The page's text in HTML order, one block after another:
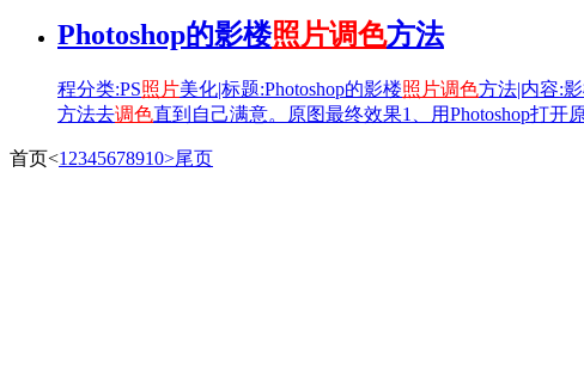
Photoshop的影楼照片调色方法
程分类:PS照片美化|标题:Photoshop的影楼照片调色方法|内容:
方法去调色直到自己满意。原图最终效果1、用Photoshop打
首页<1 2345678910>尾页